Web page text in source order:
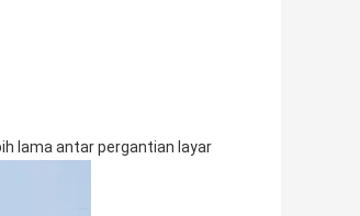
lama antar pergantian layar